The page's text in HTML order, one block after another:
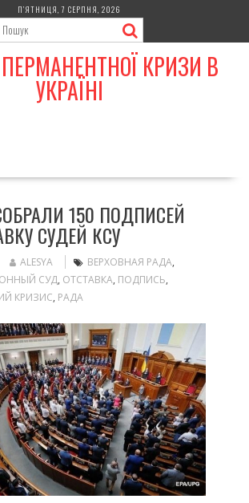
П’ЯТНИЦЯ, 7 СЕРПНЯ, 2026
КРИЗИ В
УКРАЇНІ
150 ПОДПИСЕЙ
СУДЕЙ КСУ
ALESYA ВЕРХОВНАЯ РАДА,
СУД, ОТСТАВКА, ПОДПИСЬ,
КРИЗИС, РАДА